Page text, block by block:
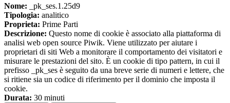
Nome: _pk_ses.1.25d9
Tipologia: analitico
Proprieta: Prime Parti
Descrizione: Questo nome di cookie è associato alla piattaforma di
analisi web open source Piwik. Viene utilizzato per aiutare i
proprietari di siti Web a monitorare il comportamento dei visitatori e
misurare le prestazioni del sito. È un cookie di tipo pattern, in cui il
prefisso _pk_ses è seguito da una breve serie di numeri e lettere, che
si ritiene sia un codice di riferimento per il dominio che imposta il
cookie.
Durata: 30 minuti